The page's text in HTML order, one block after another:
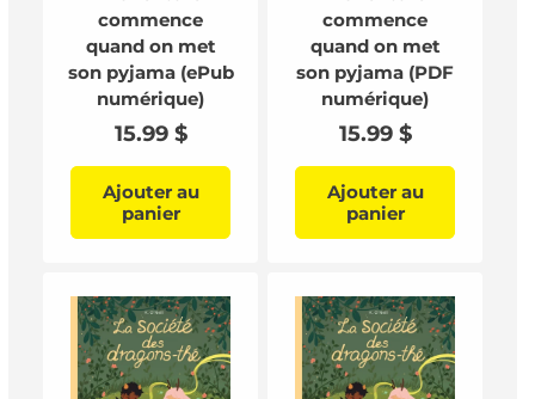
commence
quand on met
son pyjama (ePub
numérique)
Prix
habituel
15.99 $
Ajouter au
panier
commence
quand on met
son pyjama (PDF
numérique)
Prix
habituel
15.99 $
Ajouter au
panier